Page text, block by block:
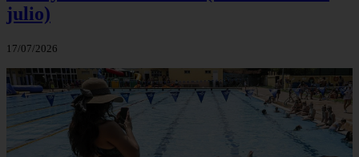
julio)
17/07/2026